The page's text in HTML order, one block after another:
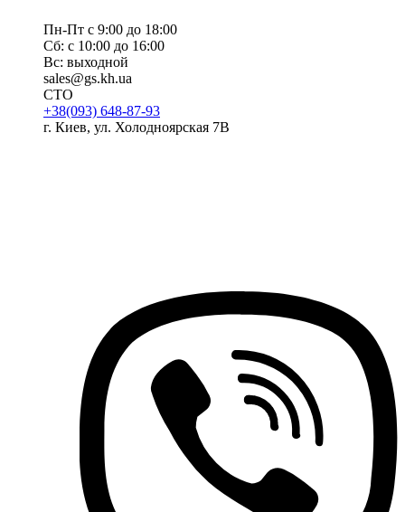
Пн-Пт с 9:00 до 18:00
Сб: с 10:00 до 16:00
Вс: выходной
sales@gs.kh.ua
СТО
+38(093) 648-87-93
г. Киев, ул. Холодноярская 7В